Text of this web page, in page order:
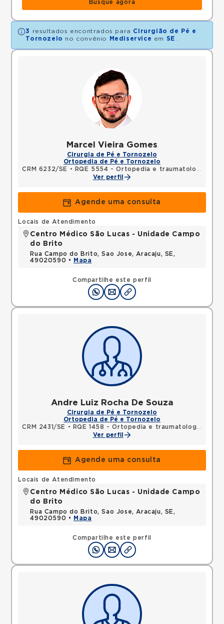
Busque agora
3 resultados encontrados para Cirurgião de Pé e
Tornozelo no convênio Mediservice em SE
Marcel Vieira Gomes
Cirurgia de Pé e Tornozelo
Ortopedia de Pé e Tornozelo
CRM 6232/SE
•
RQE 5554 - Ortopedia e traumatologia
Ver perfil
Agende uma consulta
Compartilhe este perfil
Locais de Atendimento
Centro Médico São Lucas - Unidade Campo
do Brito
Rua Campo do Brito, Sao Jose, Aracaju, SE,
49020590 •
Mapa
Andre Luiz Rocha De Souza
Cirurgia de Pé e Tornozelo
Ortopedia de Pé e Tornozelo
CRM 2431/SE
•
RQE 1458 - Ortopedia e traumatologia
Ver perfil
Agende uma consulta
Compartilhe este perfil
Locais de Atendimento
Centro Médico São Lucas - Unidade Campo
do Brito
Rua Campo do Brito, Sao Jose, Aracaju, SE,
49020590 •
Mapa